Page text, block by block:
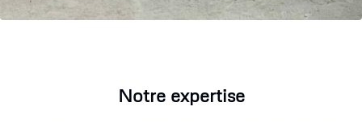
Notre expertise